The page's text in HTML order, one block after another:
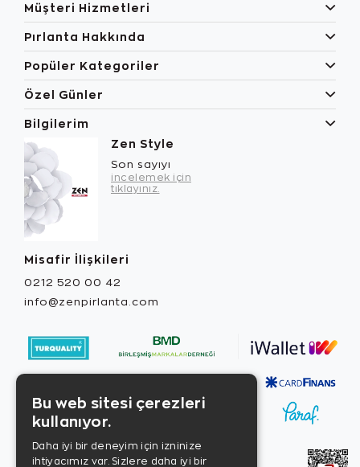
Müşteri Hizmetleri
Pırlanta Hakkında
Popüler Kategoriler
Özel Günler
Bilgilerim
Zen Style
Son sayıyı
incelemek için
tıklayınız.
Misafir İlişkileri
0212 520 00 42
info@zenpirlanta.com
Bu web sitesi çerezleri
kullanıyor.
Daha iyi bir deneyim için izninize
ihtiyacımız var. Sizlere daha iyi bir